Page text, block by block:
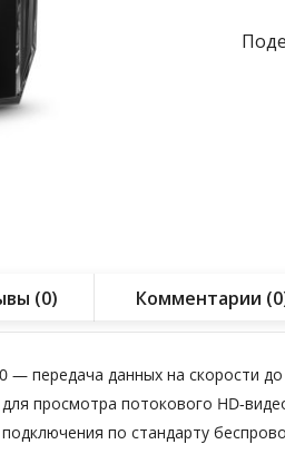
(0) Комментарии
— передача данных на скорости
просмотра потокового
по стандарту